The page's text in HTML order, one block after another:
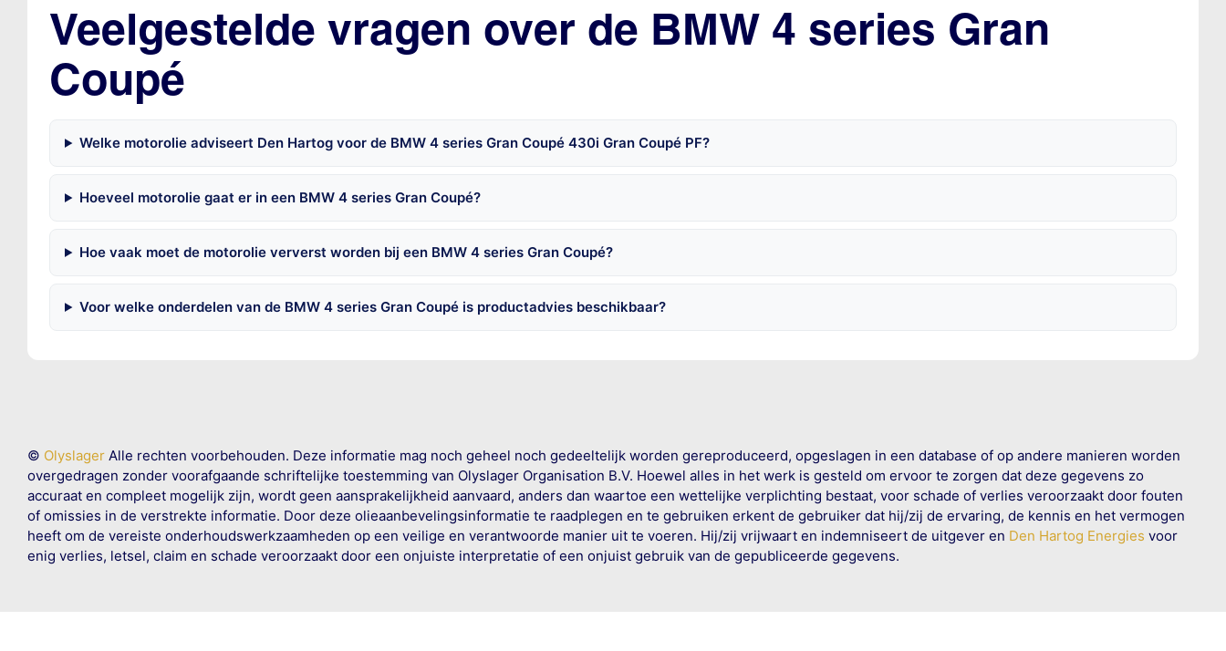
Veelgestelde vragen over de BMW 4 series Gran
Coupé
Welke motorolie adviseert Den Hartog voor de BMW 4 series Gran Coupé 430i Gran Coupé PF?
Hoeveel motorolie gaat er in een BMW 4 series Gran Coupé?
Hoe vaak moet de motorolie ververst worden bij een BMW 4 series Gran Coupé?
Voor welke onderdelen van de BMW 4 series Gran Coupé is productadvies beschikbaar?
© OlyslagerAlle rechten voorbehouden. Deze informatie mag noch geheel noch gedeeltelijk worden gereproduceerd, opgeslagen in een database of op andere manieren worden
overgedragen zonder voorafgaande schriftelijke toestemming van Olyslager Organisation B.V. Hoewel alles in het werk is gesteld om ervoor te zorgen dat deze gegevens zo
accuraat en compleet mogelijk zijn, wordt geen aansprakelijkheid aanvaard, anders dan waartoe een wettelijke verplichting bestaat, voor schade of verlies veroorzaakt door fouten
of omissies in de verstrekte informatie. Door deze olieaanbevelingsinformatie te raadplegen en te gebruiken erkent de gebruiker dat hij/zij de ervaring, de kennis en het vermogen
heeft om de vereiste onderhoudswerkzaamheden op een veilige en verantwoorde manier uit te voeren. Hij/zij vrijwaart en indemniseert de uitgever en Den Hartog Energies voor
enig verlies, letsel, claim en schade veroorzaakt door een onjuiste interpretatie of een onjuist gebruik van de gepubliceerde gegevens.